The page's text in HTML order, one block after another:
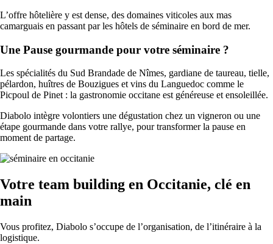
L’offre hôtelière y est dense, des domaines viticoles aux mas
camarguais en passant par les hôtels de séminaire en bord de mer.
Une Pause gourmande pour votre séminaire ?
Les spécialités du Sud Brandade de Nîmes, gardiane de taureau, tielle,
pélardon, huîtres de Bouzigues et vins du Languedoc comme le
Picpoul de Pinet : la gastronomie occitane est généreuse et ensoleillée.
Diabolo intègre volontiers une dégustation chez un vigneron ou une
étape gourmande dans votre rallye, pour transformer la pause en
moment de partage.
Votre team building en Occitanie, clé en
main
Vous profitez, Diabolo s’occupe de l’organisation, de l’itinéraire à la
logistique.